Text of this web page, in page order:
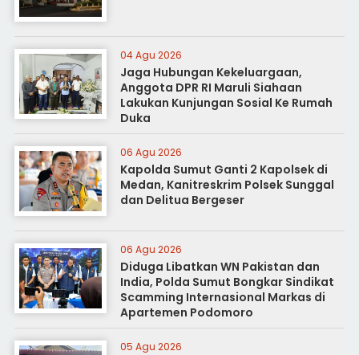
04 Agu 2026
Jaga Hubungan Kekeluargaan,
Anggota DPR RI Maruli Siahaan
Lakukan Kunjungan Sosial Ke Rumah
Duka
06 Agu 2026
Kapolda Sumut Ganti 2 Kapolsek di
Medan, Kanitreskrim Polsek Sunggal
dan Delitua Bergeser
06 Agu 2026
Diduga Libatkan WN Pakistan dan
India, Polda Sumut Bongkar Sindikat
Scamming Internasional Markas di
Apartemen Podomoro
05 Agu 2026